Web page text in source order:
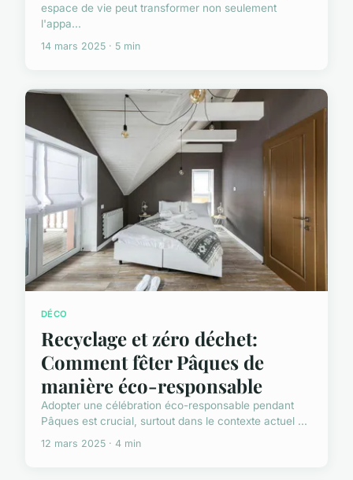
espace de vie peut transformer non seulement
l'appa...
14 mars 2025 · 5 min
DÉCO
Recyclage et zéro déchet:
Comment fêter Pâques de
manière éco-responsable
Adopter une célébration éco-responsable pendant
Pâques est crucial, surtout dans le contexte actuel ...
12 mars 2025 · 4 min